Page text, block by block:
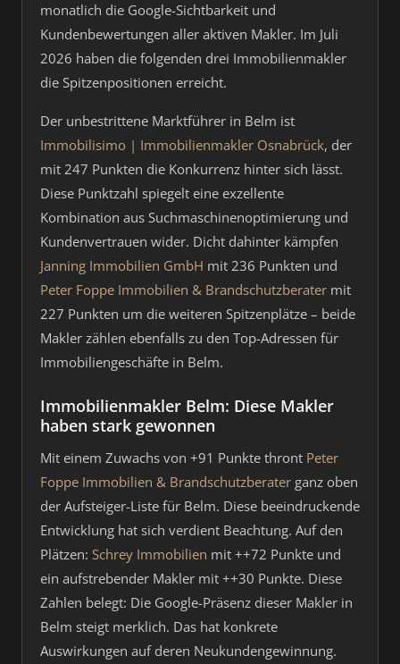
monatlich die Google-Sichtbarkeit und
Kundenbewertungen aller aktiven Makler. Im Juli
2026 haben die folgenden drei Immobilienmakler
die Spitzenpositionen erreicht.
Der unbestrittene Marktführer in Belm ist
Immobilisimo | Immobilienmakler Osnabrück, der
mit 247 Punkten die Konkurrenz hinter sich lässt.
Diese Punktzahl spiegelt eine exzellente
Kombination aus Suchmaschinenoptimierung und
Kundenvertrauen wider. Dicht dahinter kämpfen
Janning Immobilien GmbH mit 236 Punkten und
Peter Foppe Immobilien & Brandschutzberater mit
227 Punkten um die weiteren Spitzenplätze – beide
Makler zählen ebenfalls zu den Top-Adressen für
Immobiliengeschäfte in Belm.
Immobilienmakler Belm: Diese Makler
haben stark gewonnen
Mit einem Zuwachs von +91 Punkte thront Peter
Foppe Immobilien & Brandschutzberater ganz oben
der Aufsteiger-Liste für Belm. Diese beeindruckende
Entwicklung hat sich verdient Beachtung. Auf den
Plätzen: Schrey Immobilien mit ++72 Punkte und
ein aufstrebender Makler mit ++30 Punkte. Diese
Zahlen belegt: Die Google-Präsenz dieser Makler in
Belm steigt merklich. Das hat konkrete
Auswirkungen auf deren Neukundengewinnung.